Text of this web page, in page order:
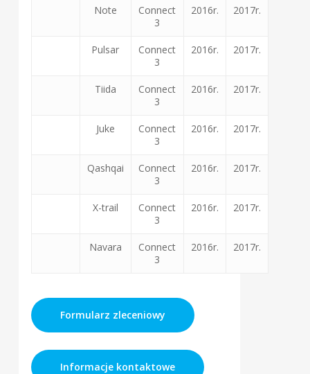
Note
Connect
3
2016r. 2017r.
Pulsar
Connect
3
2016r. 2017r.
Tiida
Connect
3
2016r. 2017r.
Juke
Connect
3
2016r. 2017r.
Qashqai
Connect
3
2016r. 2017r.
X-trail
Connect
3
2016r. 2017r.
Navara
Connect
3
2016r. 2017r.
Formularz zleceniowy
Informacje kontaktowe